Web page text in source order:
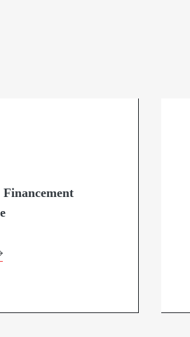
Financement